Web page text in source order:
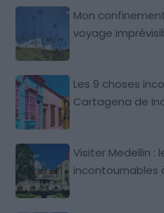
Mon
voyage
Les 9 choses
Cartagena de
Visiter Medellin :
incontournables